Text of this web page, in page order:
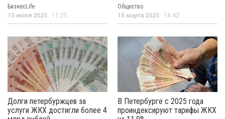
БизнесLife
15 июля 2025 11:25
Общество
15 марта 2025 18:42
Долги петербуржцев за
услуги ЖКХ достигли более 4
В Петербурге с 2025 года
проиндексируют тарифы ЖКХ